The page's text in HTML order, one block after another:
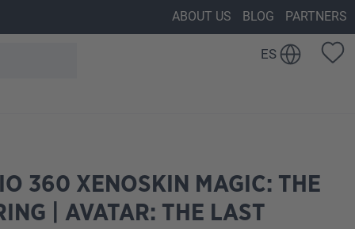
ABOUT US BLOG PARTNERS
ES
360 XENOSKIN MAGIC: THE
| AVATAR: THE LAST